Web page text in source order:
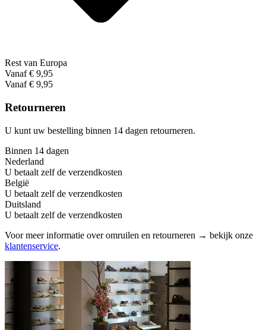
Rest van Europa
Vanaf € 9,95
Vanaf € 9,95
Retourneren
U kunt uw bestelling binnen 14 dagen retourneren.
Binnen 14 dagen
Nederland
U betaalt zelf de verzendkosten
België
U betaalt zelf de verzendkosten
Duitsland
U betaalt zelf de verzendkosten
Voor meer informatie over omruilen en retourneren → bekijk onze
klantenservice.